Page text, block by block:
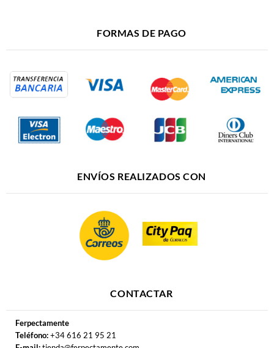
FORMAS DE PAGO
ENVÍOS REALIZADOS CON
CONTACTAR
Ferpectamente
Teléfono:+34 616 21 95 21